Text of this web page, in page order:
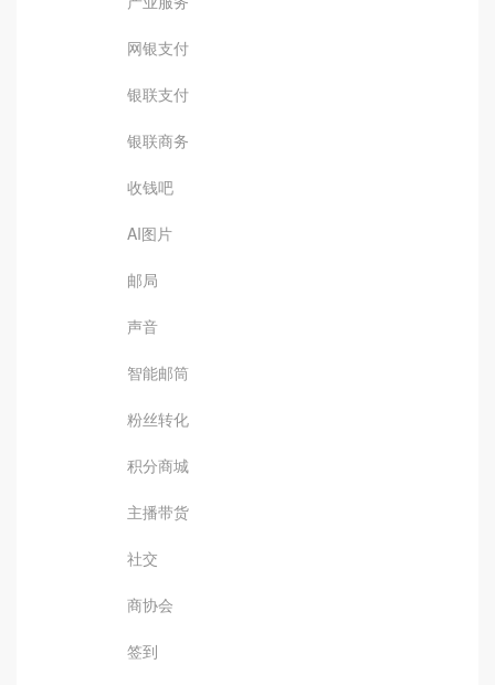
网银支付
银联支付
银联商务
收钱吧
AI图片
邮局
声音
智能邮筒
粉丝转化
积分商城
主播带货
社交
商协会
签到